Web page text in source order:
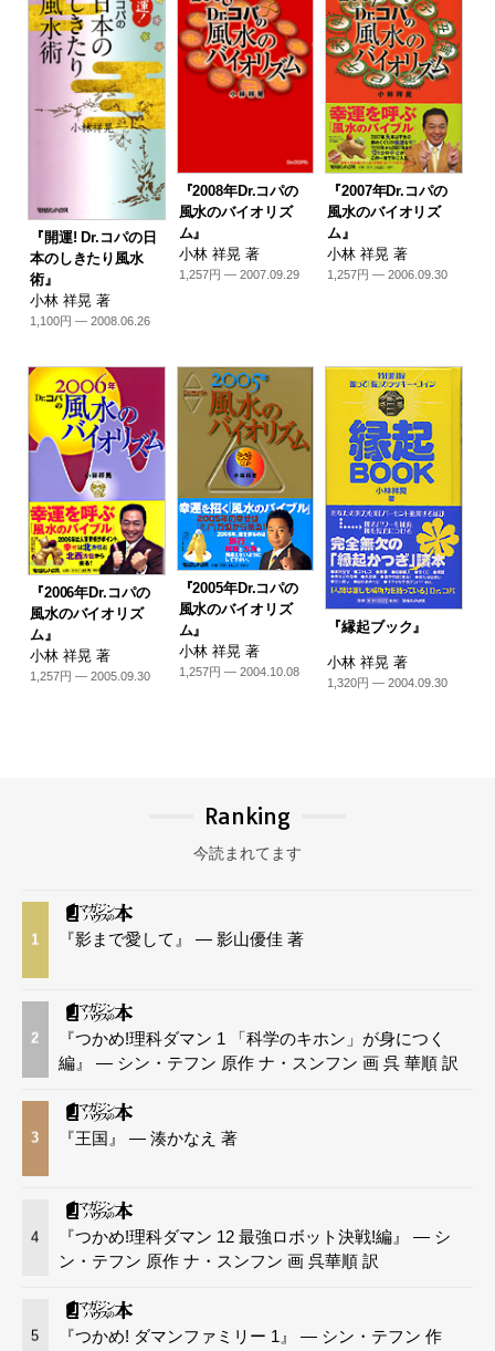
『開運! Dr.コパの日
本のしきたり風水
術』
小林 祥晃 著
1,100円 — 2008.06.26
『2008年Dr.コパの
風水のバイオリズ
ム』
小林 祥晃 著
1,257円 — 2007.09.29
『2007年Dr.コパの
風水のバイオリズ
ム』
小林 祥晃 著
1,257円 — 2006.09.30
『2006年Dr.コパの
風水のバイオリズ
ム』
小林 祥晃 著
1,257円 — 2005.09.30
『2005年Dr.コパの
風水のバイオリズ
ム』
小林 祥晃 著
1,257円 — 2004.10.08
『縁起ブック』
小林 祥晃 著
1,320円 — 2004.09.30
Ranking
今読まれてます
1 『影まで愛して』 — 影山優佳 著
2
『つかめ!理科ダマン 1 「科学のキホン」が身につく
編』 — シン・テフン 原作 ナ・スンフン 画 呉 華順 訳
3 『王国』 — 湊かなえ 著
4
『つかめ!理科ダマン 12 最強ロボット決戦!編』 — シ
ン・テフン 原作 ナ・スンフン 画 呉華順 訳
5
『つかめ! ダマンファミリー 1』 — シン・テフン 作